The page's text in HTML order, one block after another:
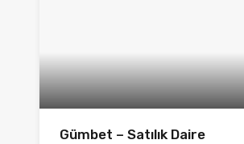
Gümbet – Satılık Daire